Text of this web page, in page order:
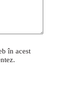
în acest